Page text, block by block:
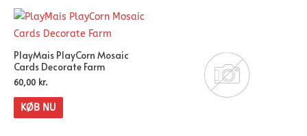
PlayMais PlayCorn Mosaic
Cards Decorate Farm
60,00 kr.
KØB NU